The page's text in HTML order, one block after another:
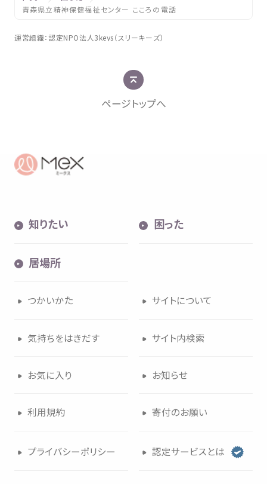
青森県立精神保健福祉センター こころの電話
運営組織：認定NPO法人 3keys（スリーキーズ）
ページトップへ
知りたい 困った
居場所
つかいかた サイトについて
気持ちをはきだす サイト内検索
お気に入 り お知らせ
利用規約 寄付のお願い
プライバシーポリシー 認定サービスとは